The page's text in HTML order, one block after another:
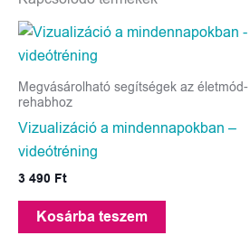
Megvásárolható segítségek az életmód-
rehabhoz
Vizualizáció a mindennapokban –
videótréning
3 490 Ft
Kosárba teszem